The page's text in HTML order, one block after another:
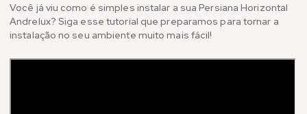
Você já viu como é simples instalar a sua Persiana Horizontal
Andrelux? Siga esse tutorial que preparamos para tornar a
instalação no seu ambiente muito mais fácil!